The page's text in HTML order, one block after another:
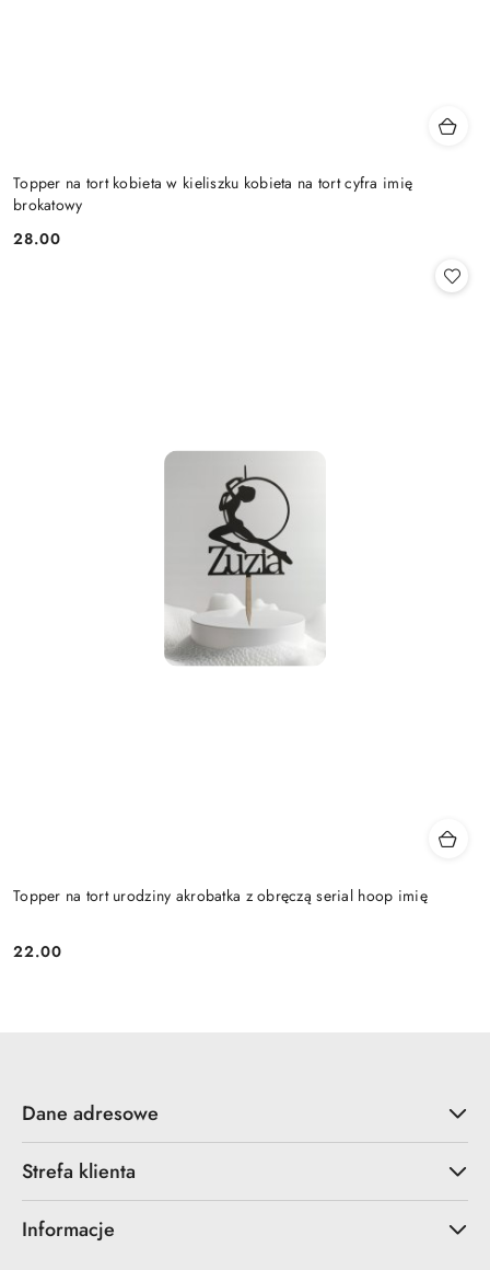
Topper na tort kobieta w kieliszku kobieta na tort cyfra imię
brokatowy
Cena:
28.00
Topper na tort urodziny akrobatka z obręczą serial hoop imię
Cena:
22.00
Dane adresowe
Strefa klienta
Informacje